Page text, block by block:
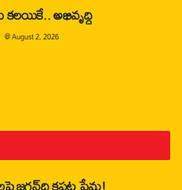
అభివృద్ధి
@August 2, 2026